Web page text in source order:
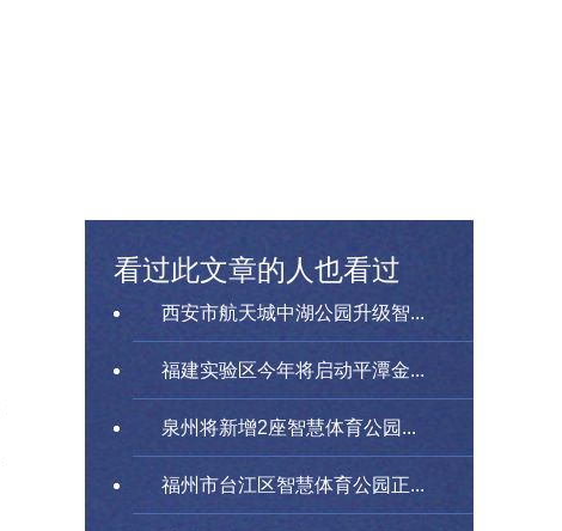
看过此文章的人也看过
西安市航天城中湖公园升级智...
福建实验区今年将启动平潭金...
泉州将新增2座智慧体育公园...
福州市台江区智慧体育公园正...